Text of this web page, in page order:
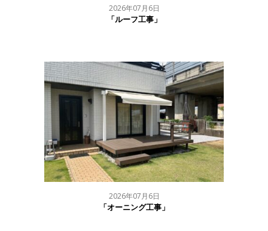
2026年07月6日
「ルーフ工事」
2026年07月6日
「オーニング工事」